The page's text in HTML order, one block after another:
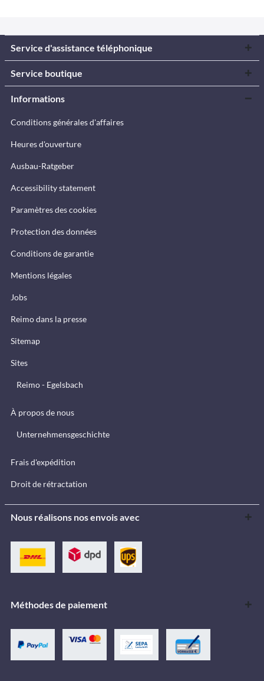
Service d'assistance téléphonique
Service boutique
Informations
Conditions générales d'affaires
Heures d'ouverture
Ausbau-Ratgeber
Accessibility statement
Paramètres des cookies
Protection des données
Conditions de garantie
Mentions légales
Jobs
Reimo dans la presse
Sitemap
Sites
Reimo - Egelsbach
À propos de nous
Unternehmensgeschichte
Frais d'expédition
Droit de rétractation
Nous réalisons nos envois avec
Méthodes de paiement